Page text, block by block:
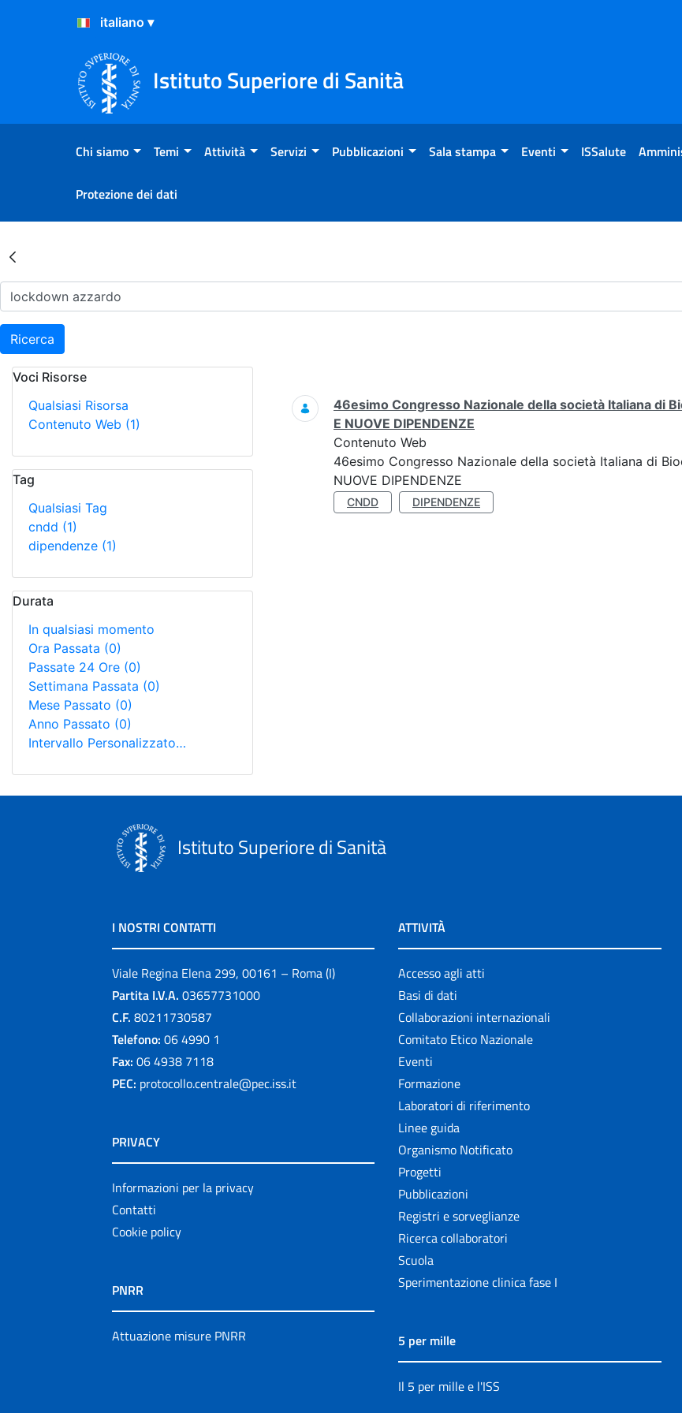
Salta al Contenuto
Salta al Footer
Istituto Superiore di Sanità
Chi siamo Temi Attività Servizi Pubblicazioni Sala stampa Eventi ISSalute
Protezione dei dati
Risultati della Ricerca - Archivio
Ricerca
Voci Risorse
Qualsiasi Risorsa
Contenuto Web (1)
Tag
Qualsiasi Tag
cndd (1)
dipendenze (1)
Durata
In qualsiasi momento
Ora Passata (0)
Passate 24 Ore (0)
Settimana Passata (0)
Mese Passato (0)
Anno Passato (0)
Intervallo Personalizzato…
Ricerca
46esimo Congresso Nazionale della società Italiana di
E NUOVE DIPENDENZE
Contenuto Web
46esimo Congresso Nazionale della società Italiana di
NUOVE DIPENDENZE
CNDD DIPENDENZE
Istituto Superiore di Sanità
I NOSTRI CONTATTI
Viale Regina Elena 299, 00161 – Roma (I)
Partita I.V.A. 03657731000
C.F. 80211730587
Telefono: 06 4990 1
Fax: 06 4938 7118
PEC: protocollo.centrale@pec.iss.it
PRIVACY
Informazioni per la privacy
Contatti
Cookie policy
PNRR
Attuazione misure PNRR
ATTIVITÀ
Accesso agli atti
Basi di dati
Collaborazioni internazionali
Comitato Etico Nazionale
Eventi
Formazione
Laboratori di riferimento
Linee guida
Organismo Notificato
Progetti
Pubblicazioni
Registri e sorveglianze
Ricerca collaboratori
Scuola
Sperimentazione clinica fase I
5 per mille
Il 5 per mille e l'ISS